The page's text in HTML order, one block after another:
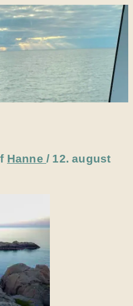
Hanne/ 12. august